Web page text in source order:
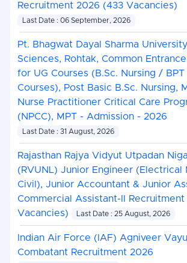
Recruitment 2026 (433 Vacancies)
Last Date : 06 September, 2026
Pt. Bhagwat Dayal Sharma
Sciences, Rohtak, Common
for UG Courses (B.Sc. Nursing / BPT
Courses), Post Basic B.Sc. Nursing,
Nurse Practitioner Critical Care
(NPCC), MPT - Admission - 2026
Last Date : 31 August, 2026
Rajasthan Rajya Vidyut Utpadan
(RVUNL) Junior Engineer (Electrical
Civil), Junior Accountant & Junior
Commercial Assistant-II
Vacancies)
Last Date : 25 August, 2026
Indian Air Force (IAF) Agniveer
Combatant Recruitment 2026